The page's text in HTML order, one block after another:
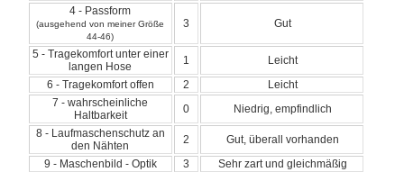
4 - Passform
(ausgehend von meiner Größe
44-46)
3 Gut
5 - Tragekomfort unter einer
langen Hose
1
Leicht
6 - Tragekomfort offen
2
Leicht
7 - wahrscheinliche
Haltbarkeit
0
Niedrig, empfindlich
8 - Laufmaschenschutz an
den Nähten
2
Gut, überall vorhanden
9 - Maschenbild - Optik
3
Sehr zart und gleichmäßig